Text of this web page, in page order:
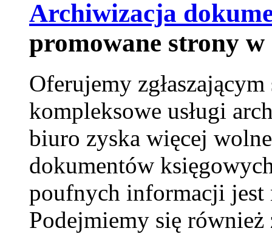
Archiwizacja
promowane strony
Oferujemy
kompleksowe usługi
biuro zyska więcej
dokumentów
poufnych informacji jest
Podejmiemy się